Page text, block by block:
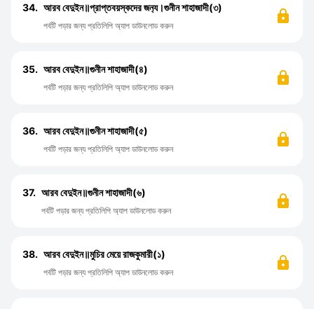
34. আরব বেদুইন॥প্রাপ্তবয়স্কদের জন‍্য।গুনীন শাহাজাদী(৩)
পর্বটি পড়ার জন্য প্রতিলিপি অ্যাপ ডাউনলোড করুন
35. আরব বেদুইন॥গুনীন শাহাজাদী(৪)
পর্বটি পড়ার জন্য প্রতিলিপি অ্যাপ ডাউনলোড করুন
36. আরব বেদুইন॥গুনীন শাহাজাদী(৫)
পর্বটি পড়ার জন্য প্রতিলিপি অ্যাপ ডাউনলোড করুন
37. আরব বেদুইন॥গুনীন শাহাজাদী(৬)
পর্বটি পড়ার জন্য প্রতিলিপি অ্যাপ ডাউনলোড করুন
38. আরব বেদুইন॥মুচির মেয়ে রাজকুমারী(১)
পর্বটি পড়ার জন্য প্রতিলিপি অ্যাপ ডাউনলোড করুন